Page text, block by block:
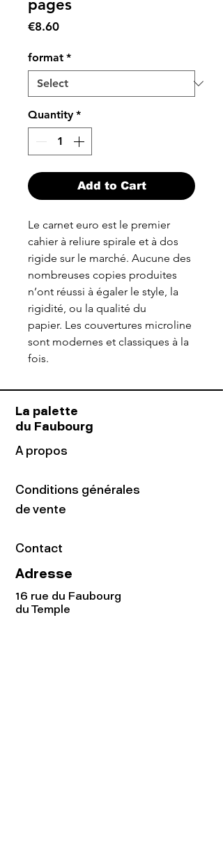
pages
€8.60Price
format *
Quantity *
Add to Cart
Le carnet euro est le premier
cahier à reliure spirale et à dos
rigide sur le marché. Aucune des
nombreuses copies produites
n’ont réussi à égaler le style, la
rigidité, ou la qualité du
papier. Les couvertures microline
sont modernes et classiques à la
fois.
La palette
du Faubourg
A propos
Conditions générales
de vente
Contact
Adresse
16 rue du Faubourg
du Temple